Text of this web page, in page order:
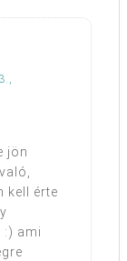
jön
kell érte
:) ami